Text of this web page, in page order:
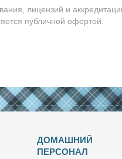
лицензий и
публичной офертой.
ДОМАШНИЙ
ПЕРСОНАЛ